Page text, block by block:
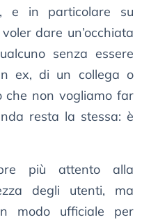
e in particolare su
dare un’occhiata
senza essere
ex, di un collega o
che non vogliamo far
resta la stessa: è
più attento alla
degli utenti, ma
modo ufficiale per